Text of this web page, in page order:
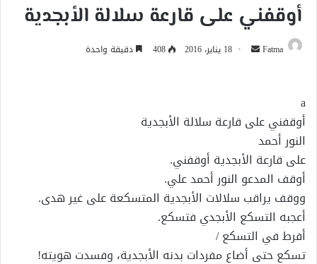
أوقفني على قارعة سلالة الأبجدية
Fatma
أرسل 18 يناير، 2016 408 دقيقة واحدة
a
أوقفني على قارعة سلالة الأبجدية
النور أحمد
على قارعة الأبجدية أوقفني.
أوقف المدعو النور أحمد علي.
ووقف يراقب سلالات الأبجدية المتسكعة على غير هدى.
أعجبه التسكع الأبجدي فتسكع.
أفرط في التسكع /
تسكع حتى أضاع مفردات بدنه الأبجدية، وفسدت هويته!